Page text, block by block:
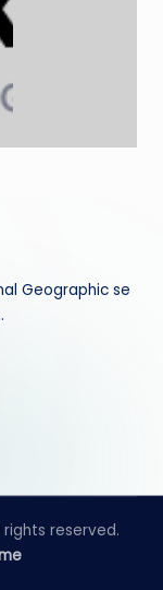
Geographic se
rights reserved.